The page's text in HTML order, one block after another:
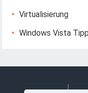
Virtualisierung
Windows Vista